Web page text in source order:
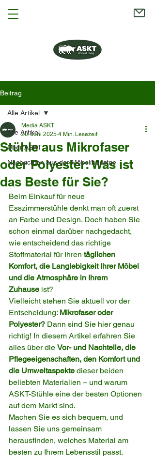
Beitrag
Alle Artikel
Über ASKT
Nachrichten aus der Möbelindustrie
Alle Artikel
Stühle aus Mikrofaser
oder Polyester: Was ist
das Beste für Sie?
Media ASKT
20. Juni 2025 4 Min. Lesezeit
Beim Einkauf für neue
Esszimmerstühle denkt man oft zuerst
an Farbe und Design. Doch haben Sie
schon einmal darüber nachgedacht,
wie entscheidend das richtige
Stoffmaterial für Ihren täglichen
Komfort, die Langlebigkeit Ihrer Möbel
und die Atmosphäre in Ihrem
Zuhause ist?
Vielleicht stehen Sie aktuell vor der
Entscheidung: Mikrofaser oder
Polyester? Dann sind Sie hier genau
richtig! In diesem Artikel erfahren Sie
alles über die Vor- und Nachteile, die
Pflegeeigenschaften, den Komfort und
die Umweltaspekte dieser beiden
beliebten Materialien – und warum
ASKT-Stühle eine der besten Optionen
auf dem Markt sind.
Machen Sie es sich bequem, und
lassen Sie uns gemeinsam
herausfinden, welches Material am
besten zu Ihrem Lebensstil passt.